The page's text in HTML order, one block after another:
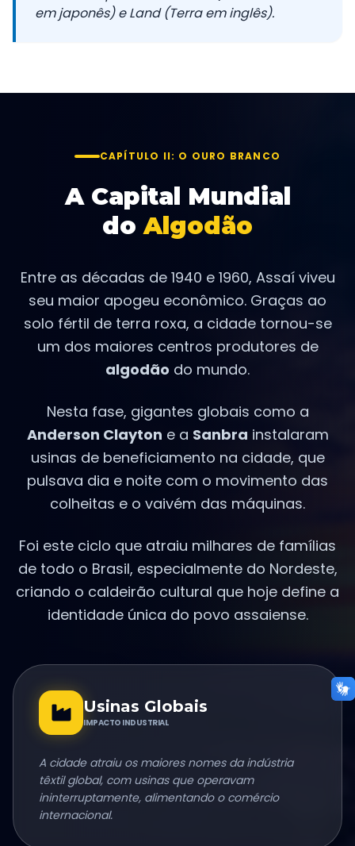
em japonês) eLand(Terra em inglês).
CAPÍTULO II: O OURO BRANCO
A Capital Mundial
doAlgodão
Entre as décadas de 1940 e 1960, Assaí viveu
seu maior apogeu econômico. Graças ao
solo fértil de terra roxa, a cidade tornou-se
um dos maiores centros produtores de
algodão do mundo.
Nesta fase, gigantes globais como a
Anderson Clayton e a Sanbra instalaram
usinas de beneficiamento na cidade, que
pulsava dia e noite com o movimento das
colheitas e o vaivém das máquinas.
Foi este ciclo que atraiu milhares de famílias
de todo o Brasil, especialmente do Nordeste,
criando o caldeirão cultural que hoje define a
identidade única do povo assaiense.
Usinas Globais
IMPACTO INDUSTRIAL
A cidade atraiu os maiores nomes da indústria
têxtil global, com usinas que operavam
ininterruptamente, alimentando o comércio
internacional.